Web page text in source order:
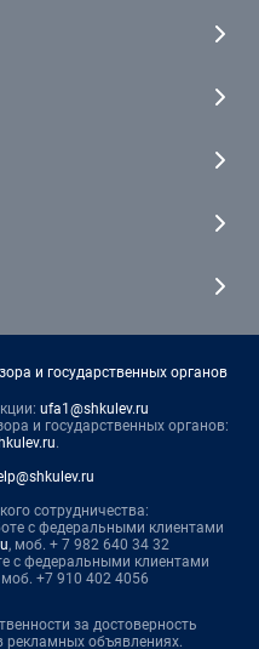
и государственных органов
ufa1@shkulev.ru
и государственных органов:
.
сотрудничества:
с федеральными клиентами
, моб. + 7 982 640 34 32
с федеральными клиентами
моб. +7 910 402 4056
за достоверность
объявлениях.